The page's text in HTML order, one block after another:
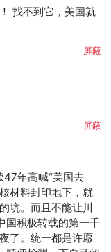
找不到它，美国就
屏蔽
屏蔽
47年高喊“美国去
材料封印地下，就
坑。而且不能让川
国积极转载的第一千
了。统一都是许愿